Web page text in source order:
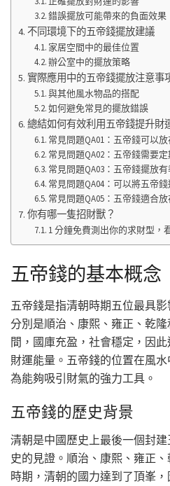
錯誤擺放可能帶來的負面效果
不同環境下的五帝錢擺放建議
家居空間中的最佳位置
辦公室中的擺放策略
實際應用中的五帝錢擺放注意事
與其他風水物品的搭配
如何避免常見的擺放錯誤
總結如何有效利用五帝錢提升財
常見問題QA01：五帝錢可以
常見問題QA02：五帝錢需要
常見問題QA03：五帝錢擺放
常見問題QA04：可以將五帝錢
常見問題QA05：五帝錢適合
你有哪一隻招財獸？
1 分鐘免費測出你的求財型，
五帝錢的基本概念
五帝錢是指清朝時期五位最具
分別是順治、康熙、雍正、乾
間，國庫充盈，社會穩定，因
財運能量。五帝錢的位置在風
為能夠吸引財氣的強力工具。
五帝錢的歷史背景
清朝是中國歷史上最後一個封
史的見證。順治、康熙、雍正
時期，清朝的國力達到了頂峯